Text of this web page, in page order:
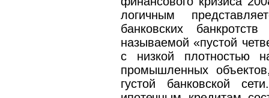
логичным
банковских
называемой «пустой
с низкой плотностью
промышленных
густой банковской